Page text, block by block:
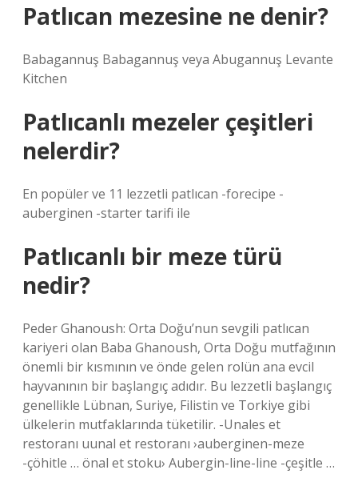
Patlıcan mezesine ne denir?
Babagannuş Babagannuş veya Abugannuş Levante
Kitchen
Patlıcanlı mezeler çeşitleri
nelerdir?
En popüler ve 11 lezzetli patlıcan -forecipe -
auberginen -starter tarifi ile
Patlıcanlı bir meze türü
nedir?
Peder Ghanoush: Orta Doğu’nun sevgili patlıcan
kariyeri olan Baba Ghanoush, Orta Doğu mutfağının
önemli bir kısmının ve önde gelen rolün ana evcil
hayvanının bir başlangıç ​​adıdır. Bu lezzetli başlangıç ​​
genellikle Lübnan, Suriye, Filistin ve Torkiye gibi
ülkelerin mutfaklarında tüketilir. -Unales et
restoranı uunal et restoranı ›auberginen-meze
-çöhitle … önal et stoku› Aubergin-line-line -çeşitle …